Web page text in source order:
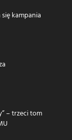
kampania
– trzeci tom